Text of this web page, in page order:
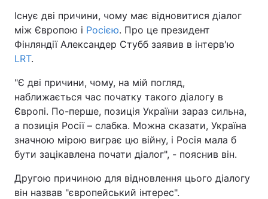
Існує дві причини, чому має відновитися діалог
між Європою і Росією. Про це президент
Фінляндії Александер Стубб заявив в інтерв'ю
LRT.
"Є дві причини, чому, на мій погляд,
наближається час початку такого діалогу в
Європі. По-перше, позиція України зараз сильна,
а позиція Росії – слабка. Можна сказати, Україна
значною мірою виграє цю війну, і Росія мала б
бути зацікавлена почати діалог", - пояснив він.
Другою причиною для відновлення цього діалогу
він назвав "європейський інтерес".